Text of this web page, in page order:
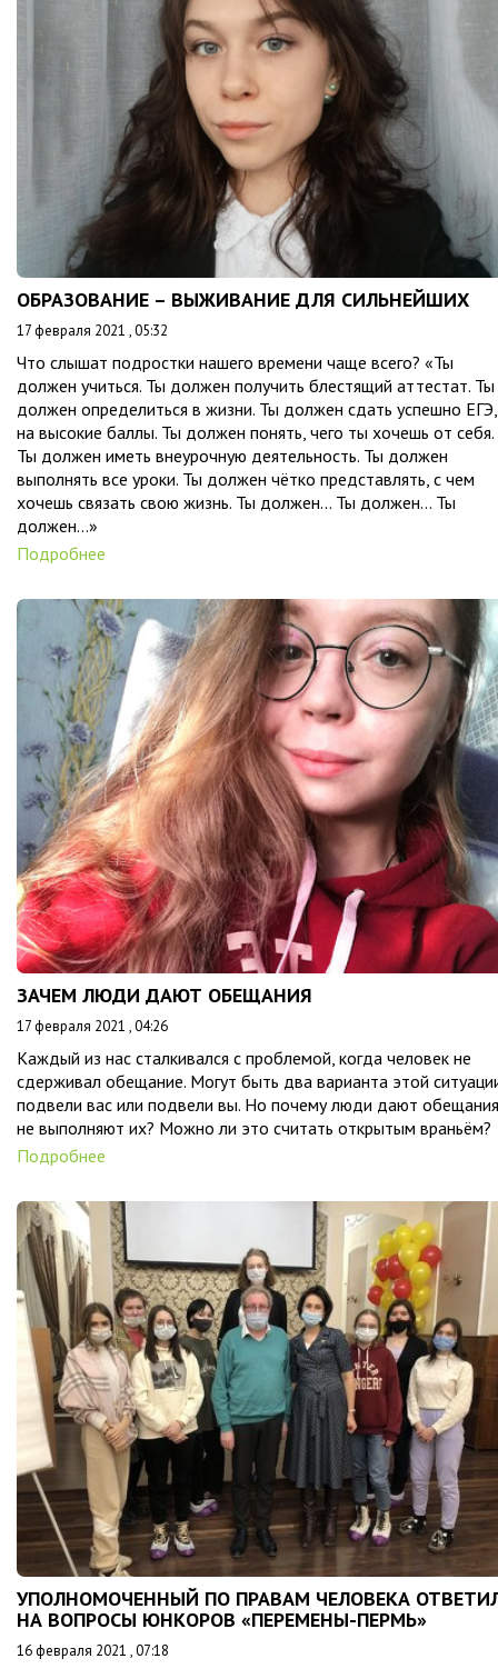
ОБРАЗОВАНИЕ – ВЫЖИВАНИЕ ДЛЯ СИЛЬНЕЙШИХ
17 февраля 2021 , 05:32
Что слышат подростки нашего времени чаще всего? «Ты
должен учиться. Ты должен получить блестящий аттестат. Ты
должен определиться в жизни. Ты должен сдать успешно ЕГЭ,
на высокие баллы. Ты должен понять, чего ты хочешь от себя.
Ты должен иметь внеурочную деятельность. Ты должен
выполнять все уроки. Ты должен чётко представлять, с чем
хочешь связать свою жизнь. Ты должен… Ты должен… Ты
должен…»
Подробнее
ЗАЧЕМ ЛЮДИ ДАЮТ ОБЕЩАНИЯ
17 февраля 2021 , 04:26
Каждый из нас сталкивался с проблемой, когда человек не
сдерживал обещание. Могут быть два варианта этой
подвели вас или подвели вы. Но почему люди дают
не выполняют их? Можно ли это считать открытым враньём?
Подробнее
УПОЛНОМОЧЕННЫЙ ПО ПРАВАМ ЧЕЛОВЕКА
НА ВОПРОСЫ ЮНКОРОВ «ПЕРЕМЕНЫ-ПЕРМЬ»
16 февраля 2021 , 07:18